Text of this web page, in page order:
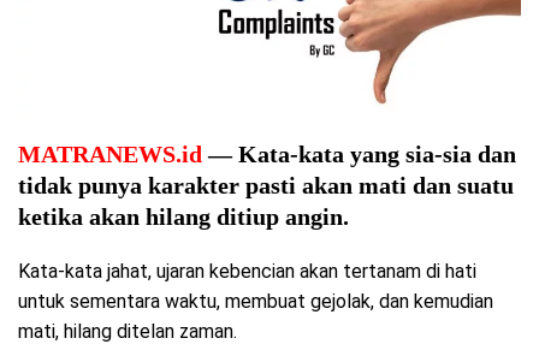
MATRANEWS.id — Kata-kata yang sia-sia dan
tidak punya karakter pasti akan mati dan suatu
ketika akan hilang ditiup angin.
Kata-kata jahat, ujaran kebencian akan tertanam di hati
untuk sementara waktu, membuat gejolak, dan kemudian
mati, hilang ditelan zaman.